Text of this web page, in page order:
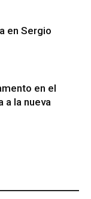
en Sergio
en el
a la nueva